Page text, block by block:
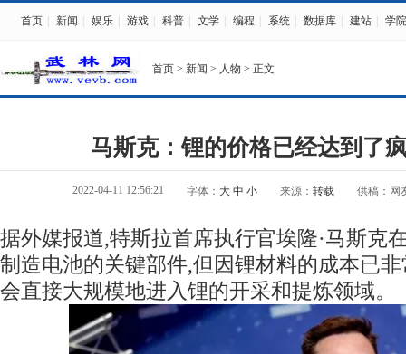
首页 新闻 娱乐 游戏 科普 文学 编程 系统 数据库 建站 学院
首页 > 新闻 > 人物 > 正文
马斯克：锂的价格已经达到了
2022-04-11 12:56:21 字体： 大 中 小 来源： 转载 供稿：网
据外媒报道,特斯拉首席执行官埃隆·马斯克
制造电池的关键部件,但因锂材料的成本已
会直接大规模地进入锂的开采和提炼领域。